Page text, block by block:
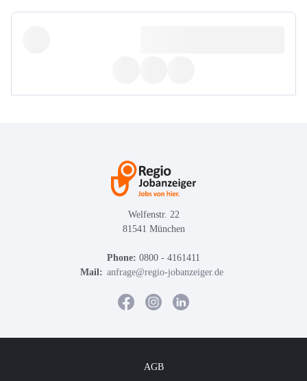
Welfenstr. 22
81541 München
Phone: 0800 - 4161411
Mail: anfrage@regio-jobanzeiger.de
AGB